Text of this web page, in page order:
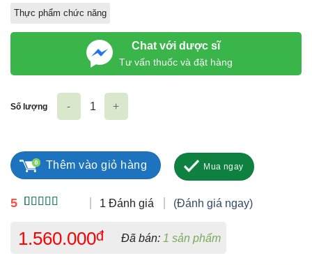
Thực phẩm chức năng
Chat với dược sĩ
Tư vấn thuốc và đặt hàng
5
đánh giá
1 Đánh giá (Đánh giá ngay)
1.560.000đ Đã bán: 1 sản phẩm
Số lượng
Thêm vào giỏ hàng Mua ngay